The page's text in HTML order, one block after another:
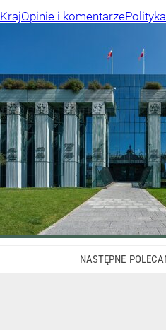
KrajOpinie i komentarzePolityka